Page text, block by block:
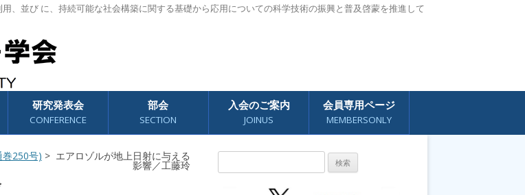
、並び に、持続可能な社会構築に関する基礎から応用についての科学技術の振興と普及啓蒙を推進して
研究発表会
CONFERENCE
部会
SECTION
入会のご案内
JOINUS
会員専用ページ
MEMBERSONLY
250号) > エアロゾルが地上日射に与える
影響／工藤玲
索: